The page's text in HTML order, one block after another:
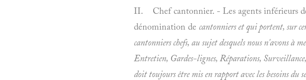
II. Chef cantonnier. - Les agents inférieurs
dénomination de cantonniers et qui portent, sur
cantonniers chefs, au sujet desquels nous n'avons à
Entretien, Gardes-lignes, Réparations,
doit toujours être mis en rapport avec les besoins du